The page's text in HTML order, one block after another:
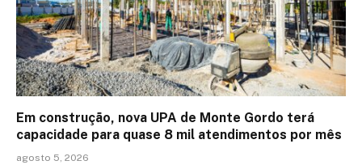
Em construção, nova UPA de Monte Gordo terá
capacidade para quase 8 mil atendimentos por mês
agosto 5, 2026